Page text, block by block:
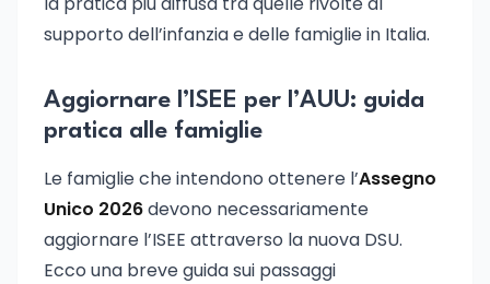
supporto dell’infanzia e delle famiglie in Italia.
Aggiornare l’ISEE per l’AUU: guida
pratica alle famiglie
Le famiglie che intendono ottenere l’Assegno
Unico 2026devono necessariamente
aggiornare l’ISEE attraverso la nuova DSU.
Ecco una breve guida sui passaggi